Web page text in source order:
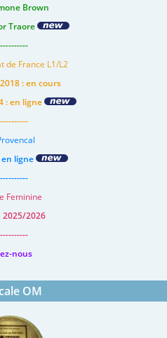
Brown
Traore
de France L1/L2
: en cours
: en ligne
en ligne
Feminine
2025/2026
nous
OM